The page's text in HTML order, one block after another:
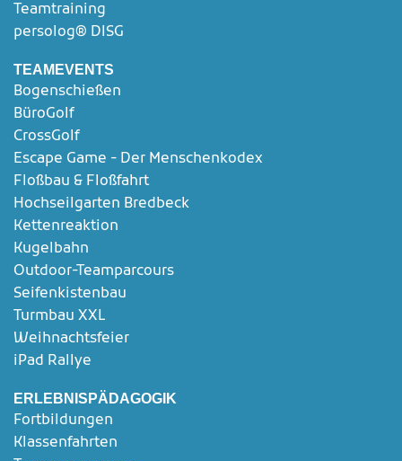
Teamtraining
persolog® DISG
TEAMEVENTS
Bogenschießen
BüroGolf
CrossGolf
Escape Game - Der Menschenkodex
Floßbau & Floßfahrt
Hochseilgarten Bredbeck
Kettenreaktion
Kugelbahn
Outdoor-Teamparcours
Seifenkistenbau
Turmbau XXL
Weihnachtsfeier
iPad Rallye
ERLEBNISPÄDAGOGIK
Fortbildungen
Klassenfahrten